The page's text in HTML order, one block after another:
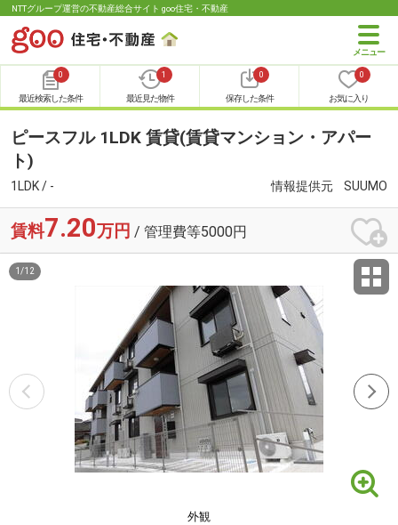
NTTグループ運営の不動産総合サイト goo住宅・不動産
0
最近検索した条件
1
最近見た物件
0
保存した条件
0
お気に入り
ピースフル 1LDK 賃貸(賃貸マンション・アパー
ト)
1LDK / - 情報提供元 SUUMO
賃料7.20万円 / 管理費等5000円
外観
1 /12